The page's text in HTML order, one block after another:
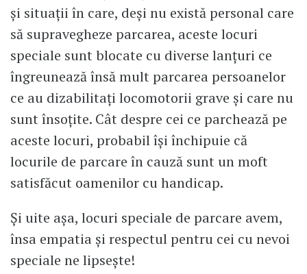
și situații în care, deși nu există personal care
să supravegheze parcarea, aceste locuri
speciale sunt blocate cu diverse lanțuri ce
îngreunează însă mult parcarea persoanelor
ce au dizabilitați locomotorii grave și care nu
sunt însoțite. Cât despre cei ce parchează pe
aceste locuri, probabil își închipuie că
locurile de parcare în cauză sunt un moft
satisfăcut oamenilor cu handicap.
Și uite așa, locuri speciale de parcare avem,
însa empatia și respectul pentru cei cu nevoi
speciale ne lipsește!